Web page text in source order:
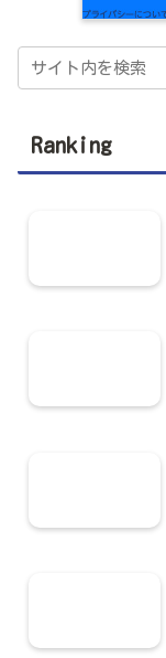
Ranking